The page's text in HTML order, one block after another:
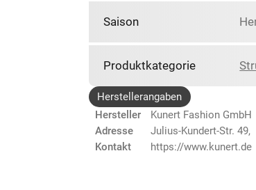
Saison
Produktkategorie
Herstellerangaben
Hersteller
Kunert Fashion GmbH
Adresse
Julius-Kundert-Str.
Kontakt
https://www.kunert.de